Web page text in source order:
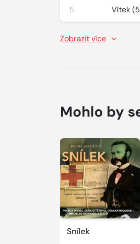
5 Vítek
Zobrazit více
Mohlo by
Snílek
Přehrát
ukázku